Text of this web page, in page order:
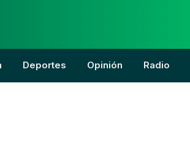
Deportes Opinión Radio